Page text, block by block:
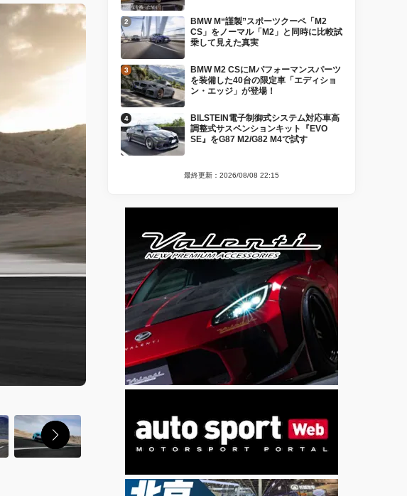
BMW M“謹製”スポーツクーペ「M2
CS」をノーマル「M2」と同時に比較試
乗して見えた真実
BMW M2 CSにMパフォーマンスパーツ
を装備した40台の限定車「エディショ
ン・エッジ」が登場！
BILSTEIN電子制御式システム対応車高
調整式サスペンションキット『EVO
SE』をG87 M2/G82 M4で試す
最終更新：2026/08/08 22:15